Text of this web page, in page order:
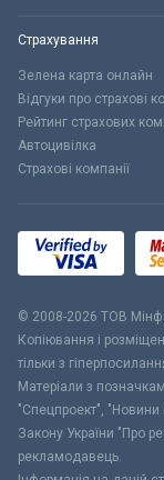
Страхування
Зелена карта онлайн
Відгуки про страхові
Рейтинг страхових
Автоцивілка
Страхові компанії
© 2008-2026 ТОВ
Копіювання і
тільки з
Матеріали з
"Спецпроект", "Новини
Закону України "Про
рекламодавець.